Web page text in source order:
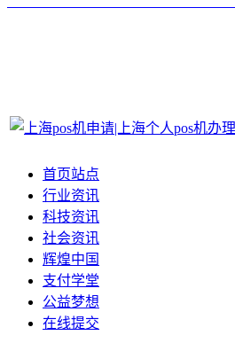
首页站点
行业资讯
科技资讯
社会资讯
辉煌中国
支付学堂
公益梦想
在线提交